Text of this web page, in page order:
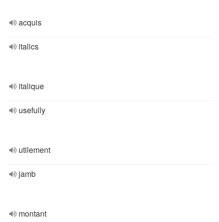
acquis
italics
italique
usefully
utilement
jamb
montant